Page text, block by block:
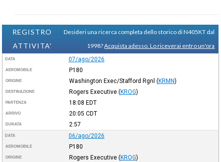
REGISTRO
ATTIVITA'
Desideri una ricerca completa dello storico di N405KT dal
1998?Acquista adesso. Lo riceverai entro un'ora
DATA 07/ago/2026
AEROMOBILE P180
ORIGINE Washington Exec/Stafford Rgnl (KRMN)
DESTINAZIONE Rogers Executive (KROG)
PARTENZA 18:08 EDT
ARRIVO 20:05 CDT
DURATA 2:57
DATA 06/ago/2026
AEROMOBILE P180
ORIGINE Rogers Executive (KROG)